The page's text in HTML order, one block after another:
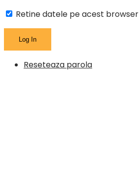
Retine datele pe acest browser
Reseteaza parola